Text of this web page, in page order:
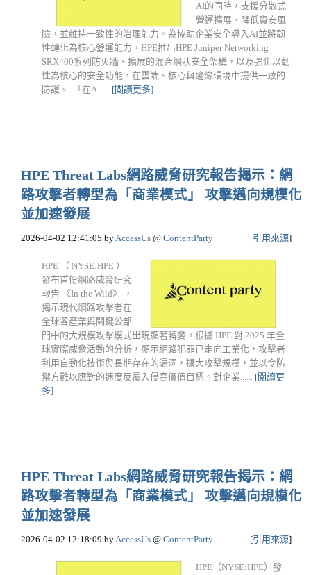
AI的同時，支援分散式
營運擴展、降低資安風
險，並維持一致性的治理能力。為協助企業安全導入AI並將韌
性轉化為核心營運能力，HPE推出HPE Juniper Networking
SRX400系列防火牆、擴展的混合網狀安全架構，以及強化以韌
性為核心的安全功能，在雲端、核心與邊緣環境中提供一致的
防護。 「在A...... [閱讀更多]
HPE Threat Labs網路威脅研究報告揭示：網
路攻擊者轉型為「商業模式」 攻擊邁向規模化
並加速發展
2026-04-02 12:41:05 byAccessUs @ ContentParty [引用來源]
HPE （ NYSE:HPE ）
發布首份網路威脅研究
報告 《In the Wild》 ，
揭示現代網路攻擊者在
全球各產業與關鍵公部
門中的大規模攻擊模式出現顯著轉變。根據 HPE 對 2025 年全
球實際威脅活動的分析，顯示網路犯罪已走向工業化，攻擊者
利用自動化技術與長期存在的漏洞，擴大攻擊規模，並以令防
禦方難以應對的速度反覆入侵高價值目標。對企業...... [閱讀更
多]
HPE Threat Labs網路威脅研究報告揭示：網
路攻擊者轉型為「商業模式」 攻擊邁向規模化
並加速發展
2026-04-02 12:18:09 byAccessUs @ ContentParty [引用來源]
HPE（NYSE:HPE）發